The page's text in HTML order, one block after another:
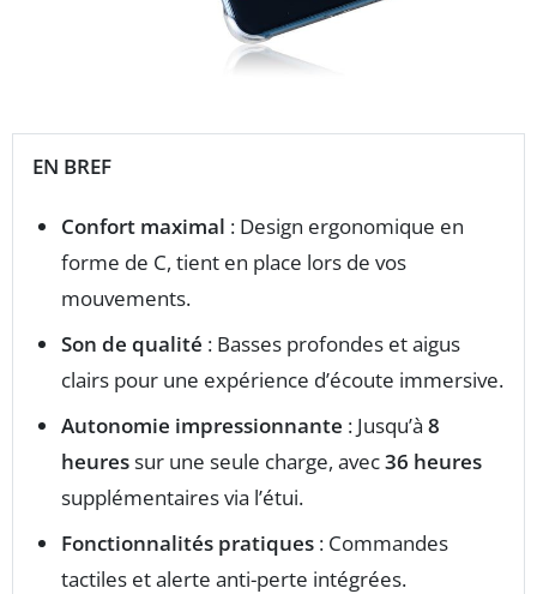
EN BREF
Confort maximal : Design ergonomique en
forme de C, tient en place lors de vos
mouvements.
Son de qualité : Basses profondes et aigus
clairs pour une expérience d’écoute immersive.
Autonomie impressionnante : Jusqu’à 8
heuressur une seule charge, avec36 heures
supplémentaires via l’étui.
Fonctionnalités pratiques : Commandes
tactiles et alerte anti-perte intégrées.